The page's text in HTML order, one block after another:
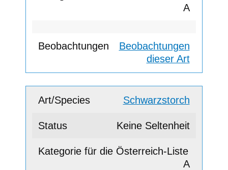
A
Beobachtungen
dieser Art
Schwarzstorch
Keine Seltenheit
A